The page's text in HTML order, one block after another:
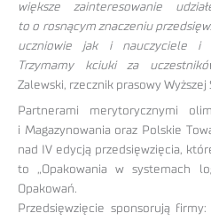
większe zainteresowanie
to o rosnącym znaczeniu
uczniowie jak i nauczyciele i
Trzymamy kciuki za
Zalewski, rzecznik prasowy Wyższej
Partnerami merytorycznymi
i Magazynowania oraz Polskie
nad IV edycją przedsięwzięcia,
to „Opakowania w systemach
Opakowań.
Przedsięwzięcie sponsorują